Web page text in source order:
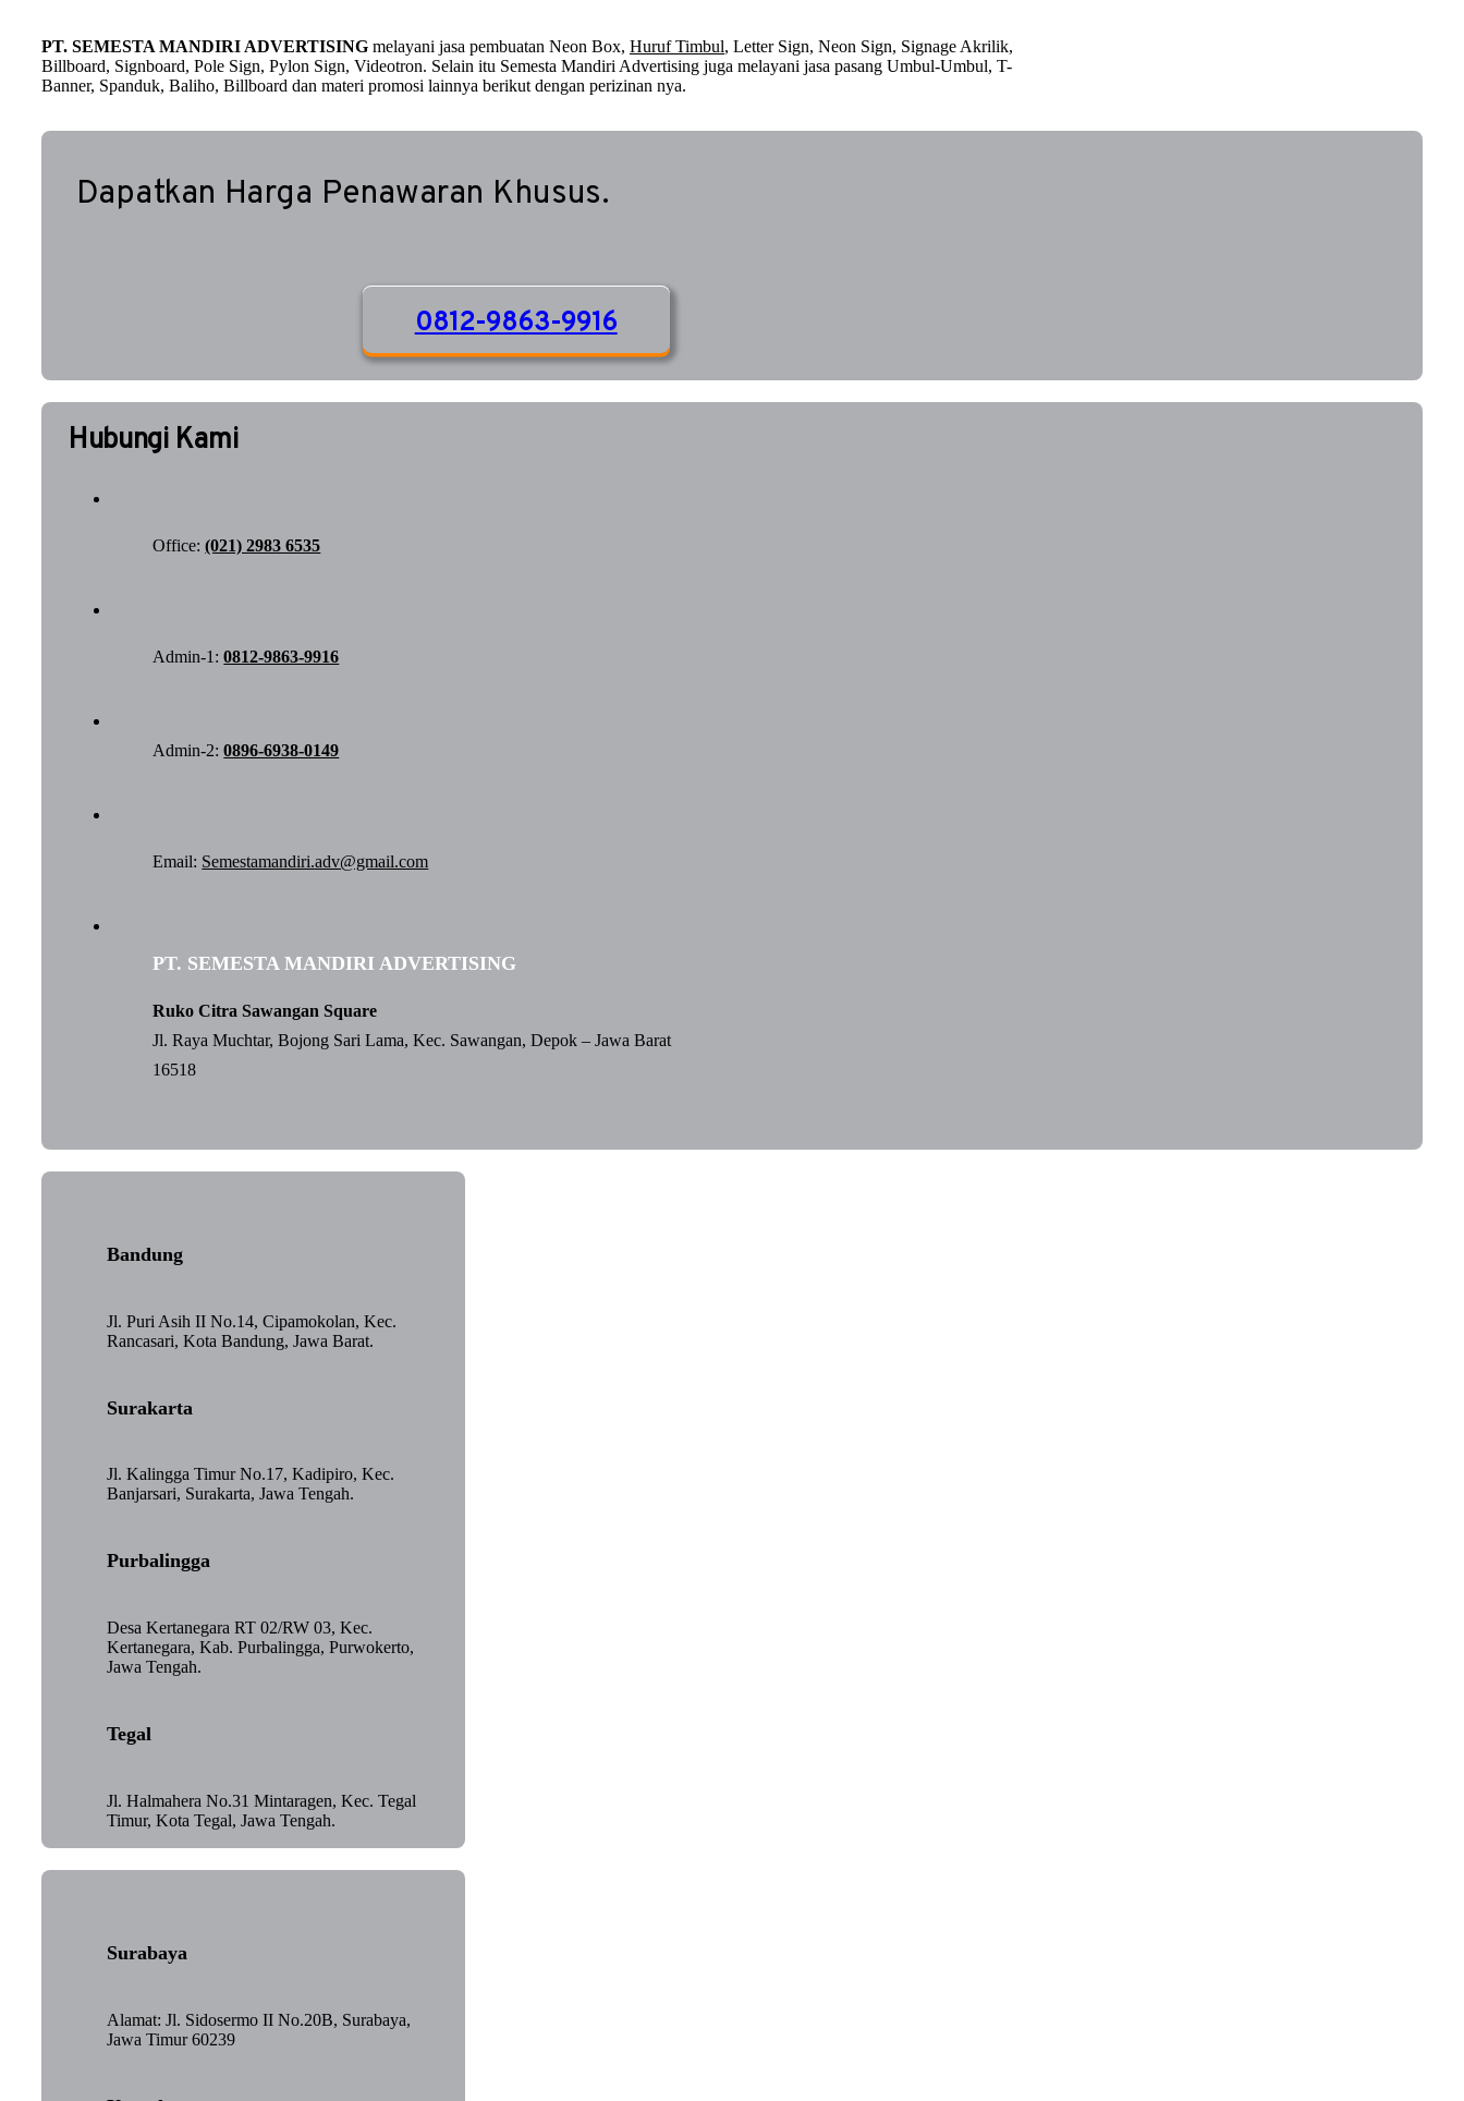
PT. SEMESTA MANDIRI ADVERTISINGmelayani jasa pembuatan Neon Box, Huruf Timbul, Letter Sign, Neon Sign, Signage Akrilik,
Billboard, Signboard, Pole Sign, Pylon Sign, Videotron. Selain itu Semesta Mandiri Advertising juga melayani jasa pasang Umbul-Umbul, T-
Banner, Spanduk, Baliho, Billboard dan materi promosi lainnya berikut dengan perizinan nya.
Dapatkan Harga Penawaran Khusus.
0812-9863-9916
Hubungi Kami
Office:(021) 2983 6535
Admin-1:0812-9863-9916
Admin-2:0896-6938-0149
Email: Semestamandiri.adv@gmail.com
PT. SEMESTA MANDIRI ADVERTISING
Ruko Citra Sawangan Square
Jl. Raya Muchtar, Bojong Sari Lama, Kec. Sawangan, Depok – Jawa Barat
16518
Bandung
Jl. Puri Asih II No.14, Cipamokolan, Kec.
Rancasari, Kota Bandung, Jawa Barat.
Surakarta
Jl. Kalingga Timur No.17, Kadipiro, Kec.
Banjarsari, Surakarta, Jawa Tengah.
Purbalingga
Desa Kertanegara RT 02/RW 03, Kec.
Kertanegara, Kab. Purbalingga, Purwokerto,
Jawa Tengah.
Tegal
Jl. Halmahera No.31 Mintaragen, Kec. Tegal
Timur, Kota Tegal, Jawa Tengah.
Surabaya
Alamat: Jl. Sidosermo II No.20B, Surabaya,
Jawa Timur 60239